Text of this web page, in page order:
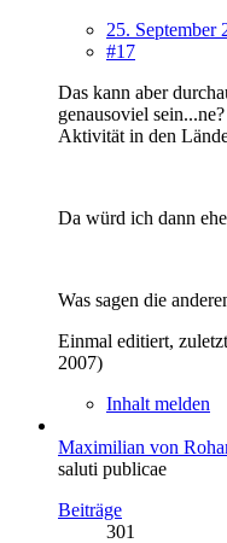
25. September
#17
Das kann aber
genausoviel
Aktivität in den
Da würd ich dann
Was sagen die
Einmal editiert,
2007)
Inhalt melden
Maximilian von
saluti publicae
Beiträge
301